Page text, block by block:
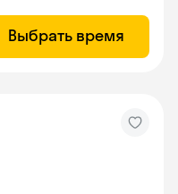
Выбрать время